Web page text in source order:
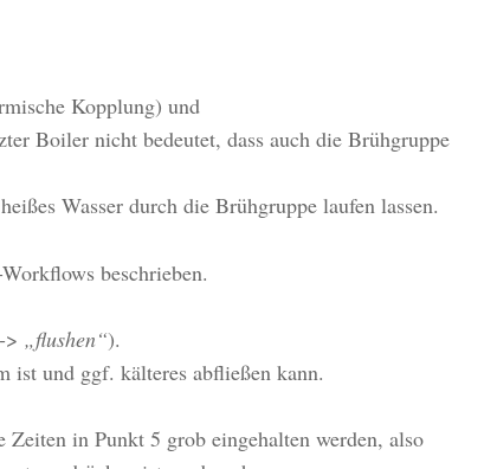
Kopplung) und
Boiler nicht bedeutet, dass auch die Brühgruppe
Wasser durch die Brühgruppe laufen lassen.
beschrieben.
> „flushen“).
ist und ggf. kälteres abfließen kann.
in Punkt 5 grob eingehalten werden, also